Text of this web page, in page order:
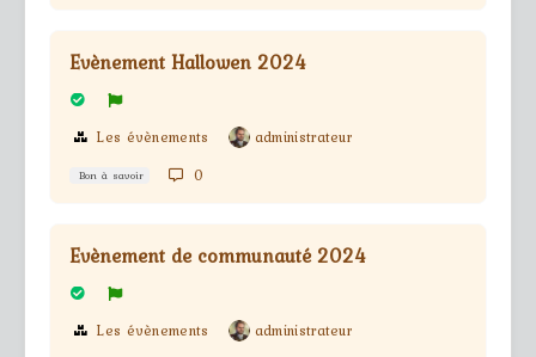
Evènement Hallowen 2024
Les évènements administrateur
Bon à savoir 0
Evènement de communauté 2024
Les évènements administrateur